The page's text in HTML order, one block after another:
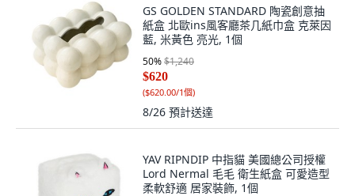
GS GOLDEN STANDARD 陶瓷創意抽
紙盒 北歐ins風客廳茶几紙巾盒 克萊因
藍, 米黃色 亮光, 1個
50%$1,240
$620
($620.00/1個)
8/26 預計送達
YAV RIPNDIP 中指貓 美國總公司授權
Lord Nermal 毛毛 衛生紙盒 可愛造型
柔軟舒適 居家裝飾, 1個